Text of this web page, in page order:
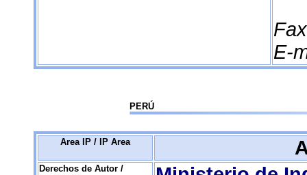
E-
PERÚ
Area IP / IP Area
Derechos de Autor /